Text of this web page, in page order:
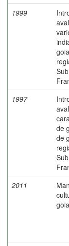
1999
1997
de
de
2011